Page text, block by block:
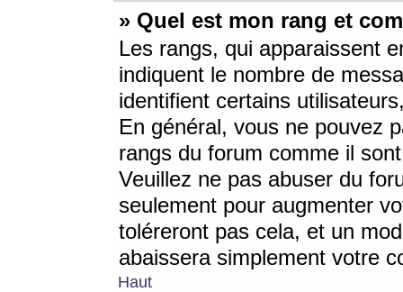
» Quel est mon rang et
Les rangs, qui apparaissent
indiquent le nombre de
identifient certains
En général, vous ne pouvez
rangs du forum comme il
Veuillez ne pas abuser du
seulement pour augmenter
toléreront pas cela, et un
abaissera simplement votre
Haut